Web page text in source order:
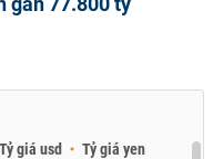
Tỷ giá usd Tỷ giá yen